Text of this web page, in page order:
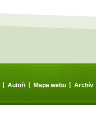
| Autoři | Mapa webu | Archív